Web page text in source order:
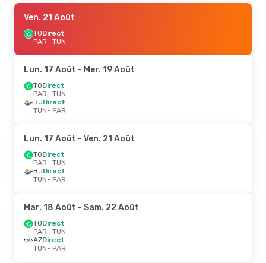
Ven. 21 Août
TODirect
PAR- TUN
Lun. 17 Août - Mer. 19 Août
TODirect
PAR- TUN
BJDirect
TUN- PAR
Lun. 17 Août - Ven. 21 Août
TODirect
PAR- TUN
BJDirect
TUN- PAR
Mar. 18 Août - Sam. 22 Août
TODirect
PAR- TUN
AZDirect
TUN- PAR